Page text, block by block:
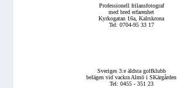
Professionell frilansfotograf
med bred erfarenhet
Kyrkogatan 16a, Kalrskrona
Tel: 0704-95 33 17
Sveriges 3:e äldsta golfklubb
belägen vid vackra Almö i SKärgården
Tel: 0455 - 351 23